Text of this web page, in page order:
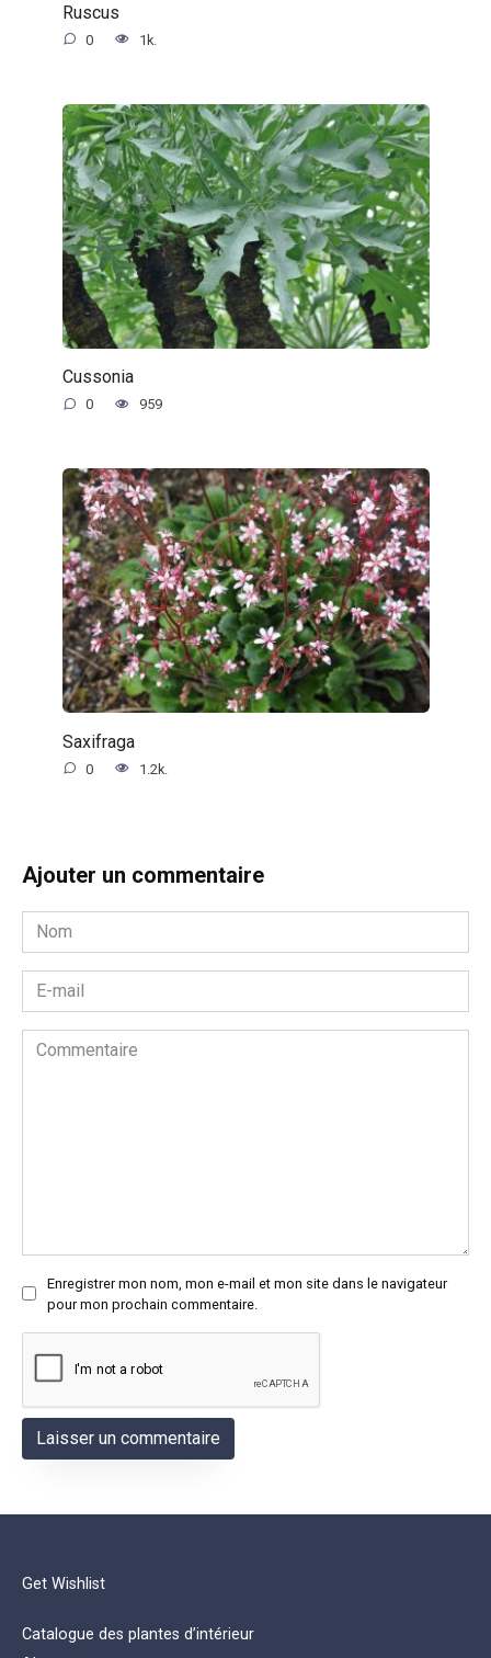
Ruscus
0 1k.
Cussonia
0 959
Saxifraga
0 1.2k.
Ajouter un commentaire
Nom
*
mail
*Commentaire
Enregistrer mon nom, mon e-mail et mon site dans le navigateur
pour mon prochain commentaire.
Get Wishlist
Catalogue des plantes d’intérieur